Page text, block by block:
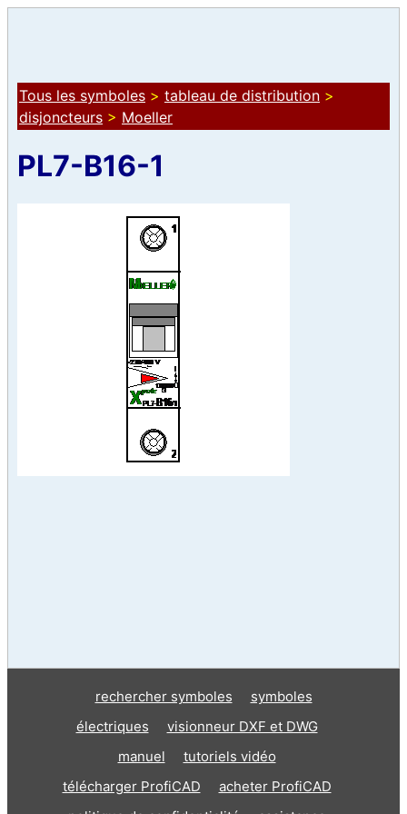
Tous les symboles > tableau de distribution >
disjoncteurs > Moeller
PL7-B16-1
rechercher symboles
symboles
électriques
visionneur DXF et DWG
manuel
tutoriels vidéo
télécharger ProfiCAD
acheter ProfiCAD